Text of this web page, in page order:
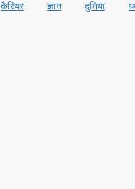
कैरियर ज्ञान दुनिया